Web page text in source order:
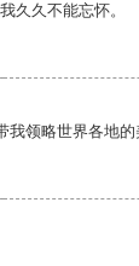
久久不能忘怀。
领略世界各地的